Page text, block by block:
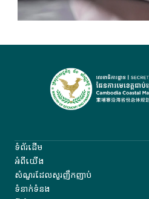
ទំព័រដើម
អំពីយើង
សំណួរដែលសួរញឹកញាប់
ទំនាក់ទំនង